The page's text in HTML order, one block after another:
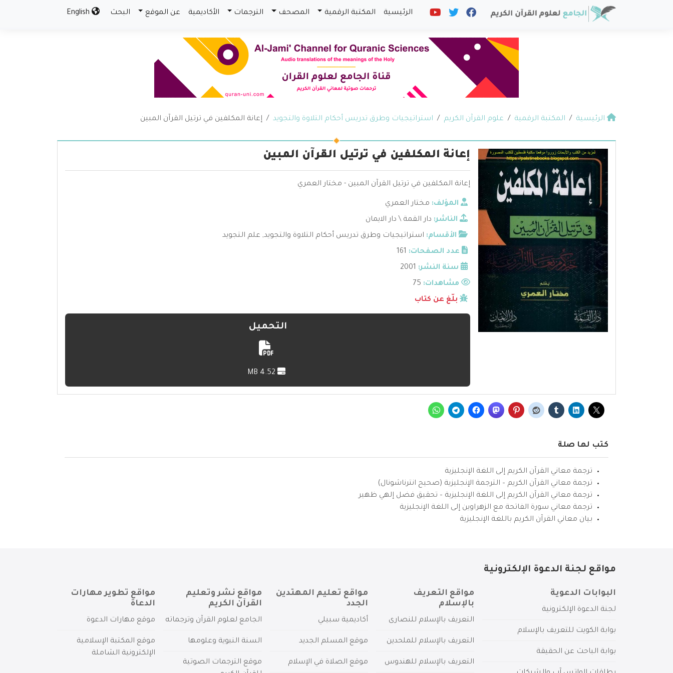
الرئيسية المكتبة الرقمية المصحف الترجمات الأكاديمية عن الموقع البحث
الرئيسية المكتبة الرقمية علوم القرآن الكريم استراتيجيات وطرق تدريس أحكام التلاوة والتجويد إعانة المكلفين في ترتيل القرآن المبين
إعانة المكلفين في ترتيل القرآن المبين
إعانة المكلفين في ترتيل القرآن المبين - مختار العمري
المؤلف: مختار العمري
الناشر: دار القمة \ دار الايمان
الأقسام: استراتيجيات وطرق تدريس أحكام التلاوة والتجويد, علم التجويد
عدد الصفحات: 161
سنة النشر: 2001
مشاهدات:
بلّغ عن كتاب
التحميل
كتب لها صلة
ترجمة معاني القرآن الكريم إلى اللغة الإنجليزية
ترجمة معاني القرآن الكريم – الترجمة الإنجليزية (صحيح انترناشونال)
ترجمة معاني القرآن الكريم إلى اللغة الإنجليزية – تحقيق فضل إلهي ظهير
ترجمة معاني سورة الفاتحة مع الزهراوين إلى اللغة الإنجليزية
بيان معاني القرآن الكريم باللغة الإنجليزية
مواقع لجنة الدعوة الإلكترونية
البوابات الدعوية
لجنة الدعوة الإلكترونية
بوابة الكويت للتعريف بالإسلام
بوابة الباحث عن الحقيقة
مواقع التعريف
بالإسلام
التعريف بالإسلام للنصارى
التعريف بالإسلام للملحدين
التعريف بالإسلام للهندوس
مواقع تعليم المهتدين
الجدد
أكاديمية سبيلي
موقع المسلم الجديد
موقع الصلاة في الإسلام
مواقع نشر وتعليم
القرآن الكريم
الجامع لعلوم القرآن وترجماته
السنة النبوية وعلومها
موقع الترجمات الصوتية
مواقع تطوير مهارات
الدعاة
موقع مهارات الدعوة
موقع المكتبة الإسلامية
الإلكترونية الشاملة